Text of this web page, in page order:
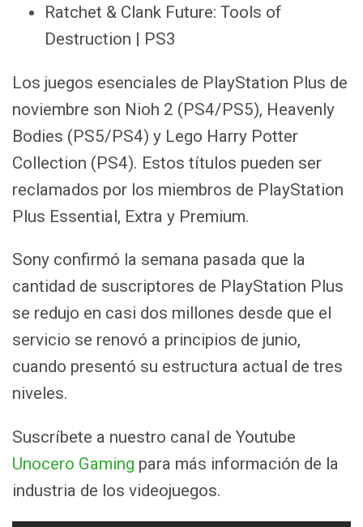
Ratchet & Clank Future: Tools of
Destruction | PS3
Los juegos esenciales de PlayStation Plus de
noviembre son Nioh 2 (PS4/PS5), Heavenly
Bodies (PS5/PS4) y Lego Harry Potter
Collection (PS4). Estos títulos pueden ser
reclamados por los miembros de PlayStation
Plus Essential, Extra y Premium.
Sony confirmó la semana pasada que la
cantidad de suscriptores de PlayStation Plus
se redujo en casi dos millones desde que el
servicio se renovó a principios de junio,
cuando presentó su estructura actual de tres
niveles.
Suscríbete a nuestro canal de Youtube
Unocero Gaming para más información de la
industria de los videojuegos.